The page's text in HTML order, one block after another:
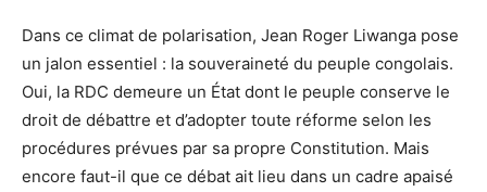
Dans ce climat de polarisation, Jean Roger Liwanga pose
un jalon essentiel : la souveraineté du peuple congolais.
Oui, la RDC demeure un État dont le peuple conserve le
droit de débattre et d’adopter toute réforme selon les
procédures prévues par sa propre Constitution. Mais
encore faut-il que ce débat ait lieu dans un cadre apaisé